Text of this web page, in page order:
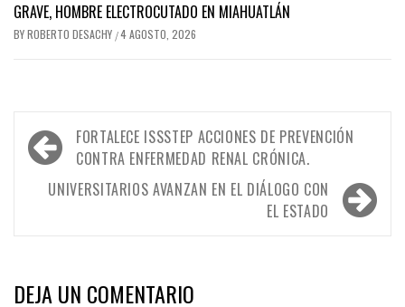
GRAVE, HOMBRE ELECTROCUTADO EN MIAHUATLÁN
BYROBERTO DESACHY /4 AGOSTO, 2026
Navegación
de
entradas
FORTALECE ISSSTEP ACCIONES DE PREVENCIÓN
CONTRA ENFERMEDAD RENAL CRÓNICA.
UNIVERSITARIOS AVANZAN EN EL DIÁLOGO CON
EL ESTADO
DEJA UN COMENTARIO